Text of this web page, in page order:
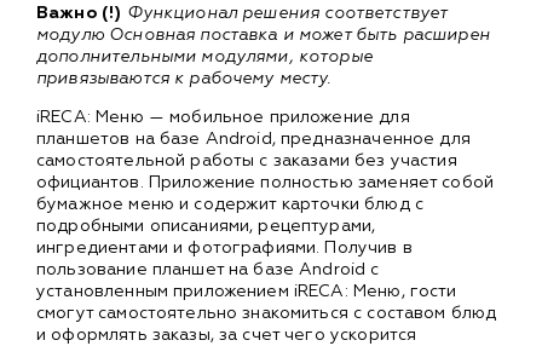
Важно (!) Функционал решения соответствует
модулю Основная поставка и может быть расширен
дополнительными модулями, которые
привязываются к рабочему месту.
iRECA: Меню — мобильное приложение для
планшетов на базе Android, предназначенное для
самостоятельной работы с заказами без участия
официантов. Приложение полностью заменяет собой
бумажное меню и содержит карточки блюд с
подробными описаниями, рецептурами,
ингредиентами и фотографиями. Получив в
пользование планшет на базе Android с
установленным приложением iRECA: Меню, гости
смогут самостоятельно знакомиться с составом блюд
и оформлять заказы, за счет чего ускорится